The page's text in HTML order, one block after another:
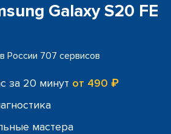
Galaxy S20 FE
России 707 сервисов
за 20 минут от 490 ₽
мастера